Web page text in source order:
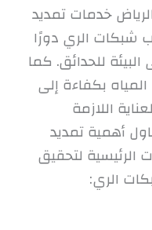
خدمات تمديد
شبكات الري دورًا
للحدائق. كما
بكفاءة إلى
اللازمة
أهمية تمديد
الرئيسية لتحقيق
الري: